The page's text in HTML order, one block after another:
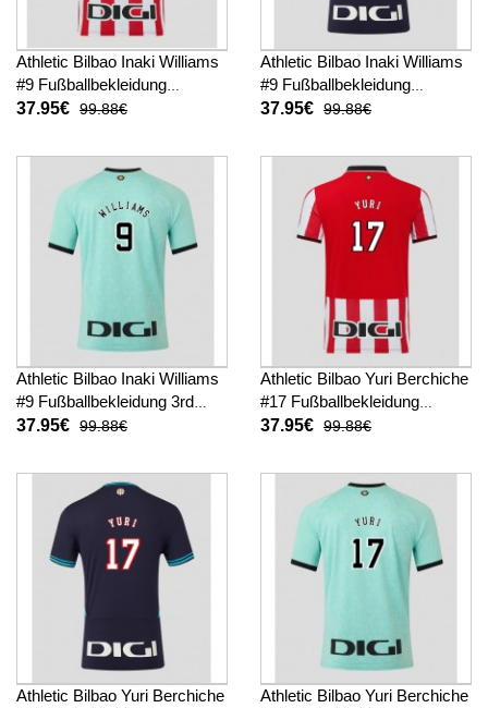
Athletic Bilbao Inaki Williams
#9 Fußballbekleidung
Heimtrikot 2025-26 Kurzarm
37.95€ 99.88€
Athletic Bilbao Inaki Williams
#9 Fußballbekleidung
Auswärtstrikot 2025-26
37.95€ 99.88€
Athletic Bilbao Inaki Williams
#9 Fußballbekleidung 3rd
trikot 2025-26 Kurzarm
37.95€ 99.88€
Athletic Bilbao Yuri Berchiche
#17 Fußballbekleidung
Heimtrikot 2025-26 Kurzarm
37.95€ 99.88€
Athletic Bilbao Yuri Berchiche
Athletic Bilbao Yuri Berchiche